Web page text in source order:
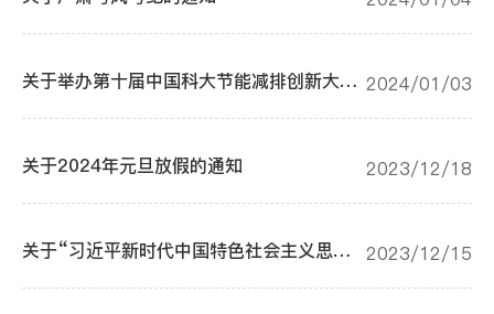
关于举办第十届中国科大节能减排创新大赛的通知 2024/01/03
关于2024年元旦放假的通知 2023/12/18
关于“习近平新时代中国特色社会主义思想”系列讲座之吴梅芳教授报告会的通知 2023/12/15